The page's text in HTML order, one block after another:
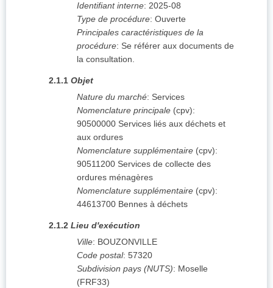
Identifiant interne: 2025-08
Type de procédure: Ouverte
Principales caractéristiques de la
procédure: Se référer aux documents de
la consultation.
2.1.1 Objet
Nature du marché: Services
Nomenclature principale (cpv):
90500000 Services liés aux déchets et
aux ordures
Nomenclature supplémentaire (cpv):
90511200 Services de collecte des
ordures ménagères
Nomenclature supplémentaire (cpv):
44613700 Bennes à déchets
2.1.2 Lieu d'exécution
Ville: BOUZONVILLE
Code postal: 57320
Subdivision pays (NUTS): Moselle
(FRF33)